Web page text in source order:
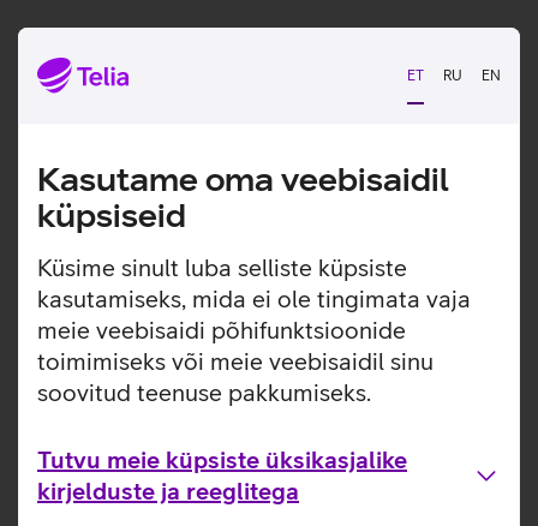
ET RU EN
Kasutame oma veebisaidil
küpsiseid
Küsime sinult luba selliste küpsiste
kasutamiseks, mida ei ole tingimata vaja
meie veebisaidi põhifunktsioonide
toimimiseks või meie veebisaidil sinu
soovitud teenuse pakkumiseks.
Tutvu meie küpsiste üksikasjalike
kirjelduste ja reeglitega
Tutvun teiste uudistega